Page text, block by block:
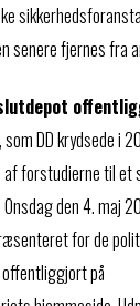
senere fjernes fra
DD krydsede i
forstudierne til et
den 4. maj
for de
på